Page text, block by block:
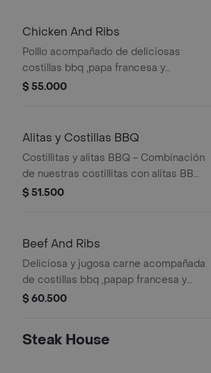
Chicken And Ribs
Polllo acompañado de deliciosas
costillas bbq ,papa francesa y
ensalada
$ 55.000
Alitas y Costillas BBQ
Costillitas y alitas BBQ - Combinación
de nuestras costillitas con alitas BBQ.
Horneada y terminado a la parrilla.
$ 51.500
Beef And Ribs
Deliciosa y jugosa carne acompañada
de costillas bbq ,papap francesa y
ensalada
$ 60.500
Steak House